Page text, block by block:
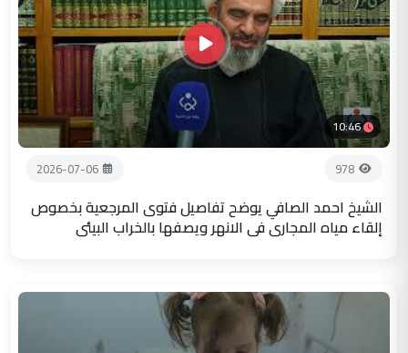
10:46
978
2026-07-06
الشيخ احمد الصافي يوضح تفاصيل فتوى المرجعية بخصوص
إلقاء مياه المجاري في الانهر ويصفها بالخراب البيئي